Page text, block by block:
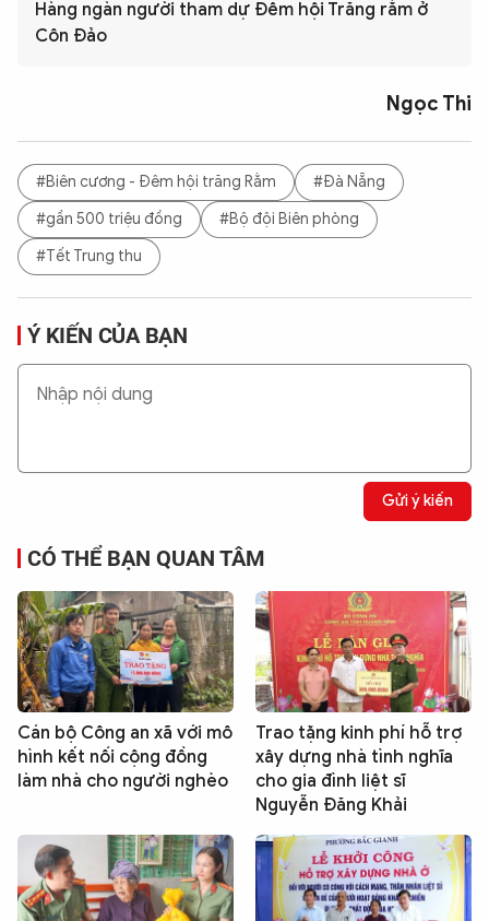
Hàng ngàn người tham dự Đêm hội Trăng rằm ở
Côn Đảo
Ngọc Thi
#Biên cương - Đêm hội trăng Rằm
#Đà Nẵng
#gần 500 triệu đồng
#Bộ đội Biên phòng
#Tết Trung thu
Ý KIẾN CỦA BẠN
Gửi ý kiến
CÓ THỂ BẠN QUAN TÂM
Cán bộ Công an xã với mô
hình kết nối cộng đồng
làm nhà cho người nghèo
Trao tặng kinh phí hỗ trợ
xây dựng nhà tình nghĩa
cho gia đình liệt sĩ
Nguyễn Đăng Khải